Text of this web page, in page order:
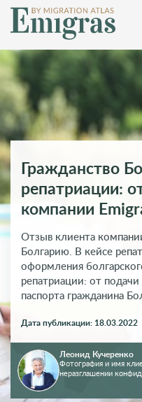
Гражданство
репатриации:
компании
Отзыв клиента
Болгарию. В кейсе
оформления
репатриации: от
паспорта гражданина
Дата публикации: 18.03.2022
Леонид Кучеренко
Фотография и имя
неразглашении